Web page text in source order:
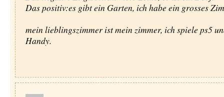
Das positiv:es gibt ein Garten, ich habe ein grosses
mein lieblingszimmer ist mein zimmer, ich spiele ps5
Handy.